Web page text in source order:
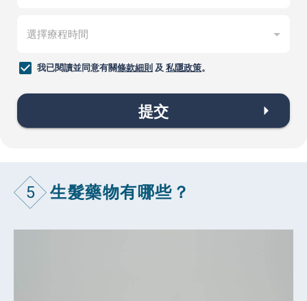
我已閱讀並同意有關條款細則及 私隱政策。
提交
5 生髮藥物有哪些？